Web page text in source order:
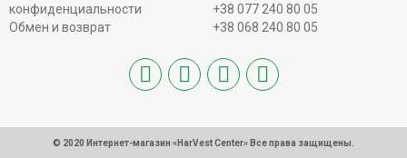
конфиденциальности
Обмен и возврат
+38 077 240 80 05
+38 068 240 80 05
© 2020 Интернет-магазин «HarVest Center» Все права защищены.